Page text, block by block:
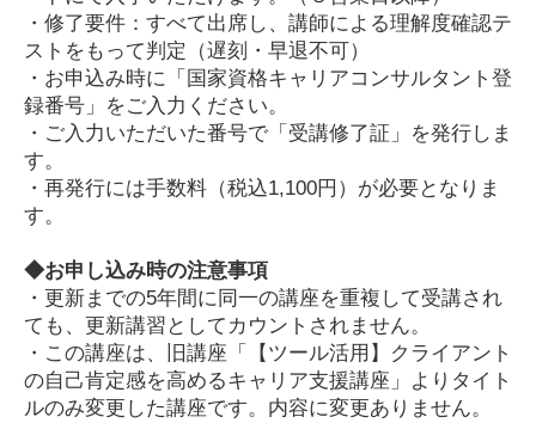
・修了要件：すべて出席し、講師による理解度確認テ
ストをもって判定（遅刻・早退不可）
・お申込み時に「国家資格キャリアコンサルタント登
録番号」をご入力ください。
・ご入力いただいた番号で「受講修了証」を発行しま
す。
・再発行には手数料（税込1,100円）が必要となりま
す。
◆お申し込み時の注意事項
・更新までの5年間に同一の講座を重複して受講され
ても、更新講習としてカウントされません。
・この講座は、旧講座「【ツール活用】クライアント
の自己肯定感を高めるキャリア支援講座」よりタイト
ルのみ変更した講座です。内容に変更ありません。